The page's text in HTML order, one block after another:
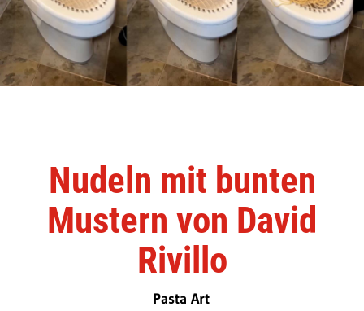
Nudeln mit bunten
Mustern von David
Rivillo
Pasta Art